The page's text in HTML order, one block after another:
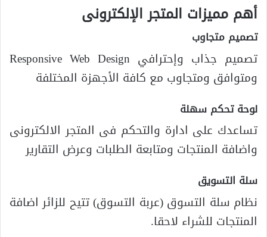
أهم مميزات المتجر الإلكترونى
تصميم متجاوب
تصميم جذاب وإحترافي Responsive Web Design
ومتوافق ومتجاوب مع كافة الأجهزة المختلفة
لوحة تحكم سهلة
تساعدك على ادارة والتحكم فى المتجر الالكترونى
واضافة المنتجات ومتابعة الطلبات وعرض التقارير
سلة التسويق
نظام سلة التسوق (عربة التسوق) تتيح للزائر اضافة
المنتجات للشراء لاحقا.